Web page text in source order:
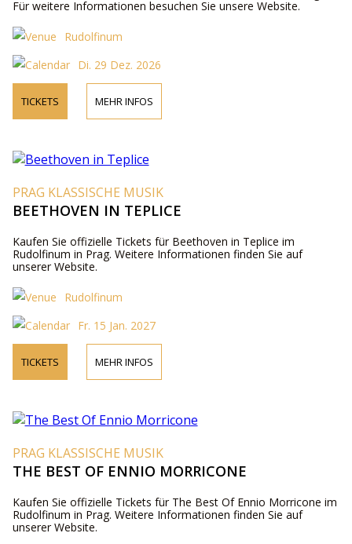
Für weitere Informationen besuchen Sie unsere Website.
Rudolfinum
Di. 29 Dez. 2026
TICKETS MEHR INFOS
PRAG KLASSISCHE MUSIK
BEETHOVEN IN TEPLICE
Kaufen Sie offizielle Tickets für Beethoven in Teplice im
Rudolfinum in Prag. Weitere Informationen finden Sie auf
unserer Website.
Rudolfinum
Fr. 15 Jan. 2027
TICKETS MEHR INFOS
PRAG KLASSISCHE MUSIK
THE BEST OF ENNIO MORRICONE
Kaufen Sie offizielle Tickets für The Best Of Ennio Morricone im
Rudolfinum in Prag. Weitere Informationen finden Sie auf
unserer Website.